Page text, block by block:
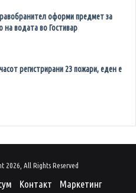
оформи предмет за
на водата во Гостивар
регистрирани 23 пожари, еден е
All Rights Reserved
Контакт Маркетинг